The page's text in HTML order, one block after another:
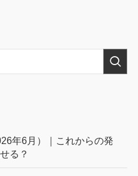
年6月）｜これからの発
る？